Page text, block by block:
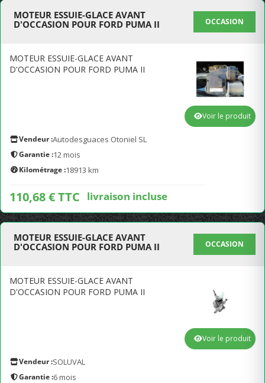
MOTEUR ESSUIE-GLACE AVANT
D'OCCASION POUR FORD PUMA II
OCCASION
MOTEUR ESSUIE-GLACE AVANT
D'OCCASION POUR FORD PUMA II
Vendeur :Autodesguaces Otoniel SL
Garantie :12 mois
Kilométrage :18913 km
110,68 € TTC livraison incluse
Voir le produit
MOTEUR ESSUIE-GLACE AVANT
D'OCCASION POUR FORD PUMA II
OCCASION
MOTEUR ESSUIE-GLACE AVANT
D'OCCASION POUR FORD PUMA II
Vendeur :SOLUVAL
Garantie :6 mois
Voir le produit